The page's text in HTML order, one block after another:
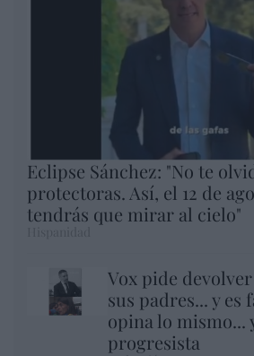
Eclipse Sánchez: "No te
protectoras. Así, el 12 de
tendrás que mirar al cielo"
Vox pide
sus padres... y es
opina lo mismo...
progresista